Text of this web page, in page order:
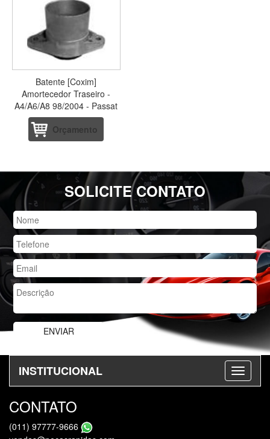
Batente [Coxim]
Amortecedor Traseiro -
A4/A6/A8 98/2004 - Passat
Orçamento
SOLICITE CONTATO
INSTITUCIONAL
CONTATO
(011) 97777-9666